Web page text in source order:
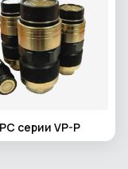
серии VP-P